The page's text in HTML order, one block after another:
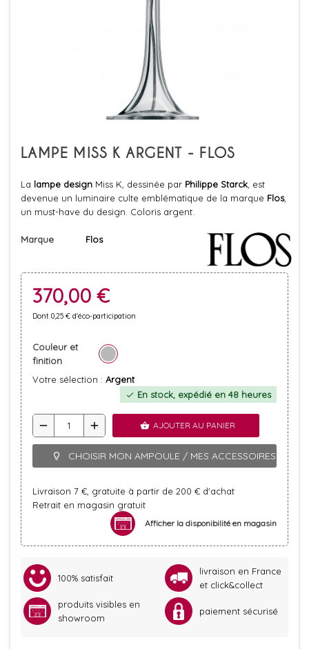
LAMPE MISS K ARGENT - FLOS
La lampe design Miss K, dessinée par Philippe Starck , est
devenue un luminaire culte emblématique de la marque Flos,
un must-have du design. Coloris argent.
Marque Flos
370,00 €
Dont 0,25 € d'éco-participation
Couleur et
finition
Votre sélection : Argent
check En stock, expédié en 48 heures
remove add shopping_basket AJOUTER AU PANIER
lightbulb_outline CHOISIR MON AMPOULE / MES ACCESSOIRES
Livraison 7 €, gratuite à partir de 200 € d'achat
Retrait en magasin gratuit
Afficher la disponibilité en magasin
100% satisfait
livraison en France
et click&collect
produits visibles en
showroom
paiement sécurisé